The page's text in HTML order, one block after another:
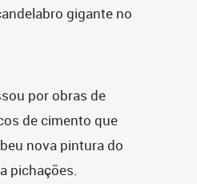
gigante no
por obras de
de cimento que
nova pintura do
pichações.